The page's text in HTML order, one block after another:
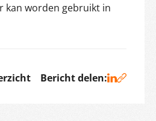
kan worden gebruikt in
Bericht delen: